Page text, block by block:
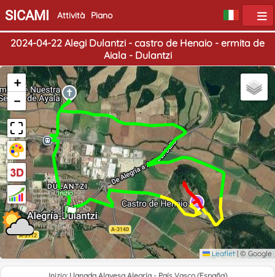
SICAMI Attività Piano
2024-04-22 Alegi Dulantzi - castro de Henaio - ermita de
Aiala - Dulantzi
Inizio
Fine
+
−
Leaflet | © Google